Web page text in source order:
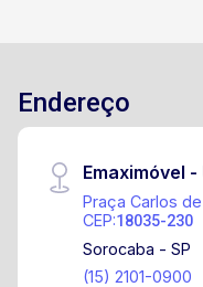
Endereço
Emaximóvel
Praça Carlos
CEP:18035-230
Sorocaba - SP
(15) 2101-0900